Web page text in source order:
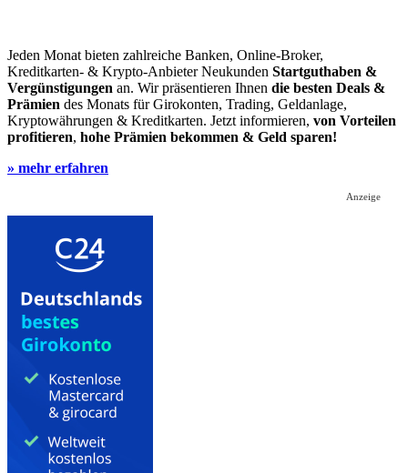
Jeden Monat bieten zahlreiche Banken, Online-Broker,
Kreditkarten- & Krypto-Anbieter Neukunden Startguthaben &
Vergünstigungen an. Wir präsentieren Ihnen die besten Deals &
Prämien des Monats für Girokonten, Trading, Geldanlage,
Kryptowährungen & Kreditkarten. Jetzt informieren, von Vorteilen
profitieren, hohe Prämien bekommen & Geld sparen!
» mehr erfahren
Anzeige